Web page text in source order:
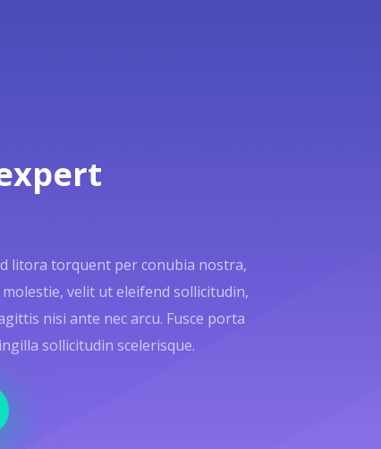
litora torquent per conubia nostra,
velit ut eleifend sollicitudin,
nisi ante nec arcu. Fusce porta
sollicitudin scelerisque.